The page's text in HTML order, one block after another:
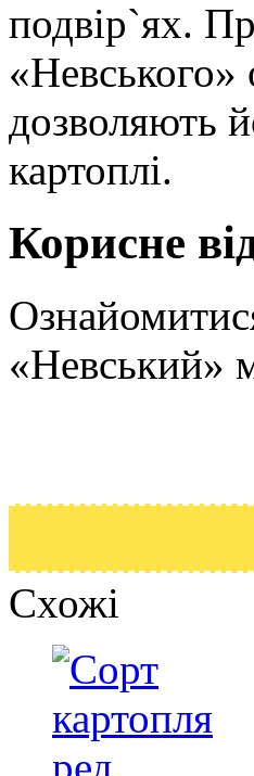
подвір`ях.
«Невського»
дозволяють
картоплі.
Корисне
«Невський»
Схожі